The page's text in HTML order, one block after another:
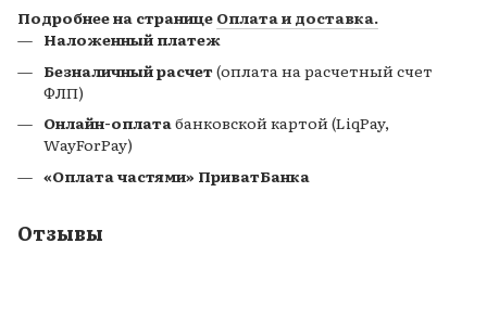
Подробнее на странице Оплата и доставка.
Наложенный платеж
Безналичный расчет(оплата на расчетный счет
ФЛП)
Онлайн-оплатабанковской картой (LiqPay,
WayForPay)
«Оплата частями» ПриватБанка
Отзывы